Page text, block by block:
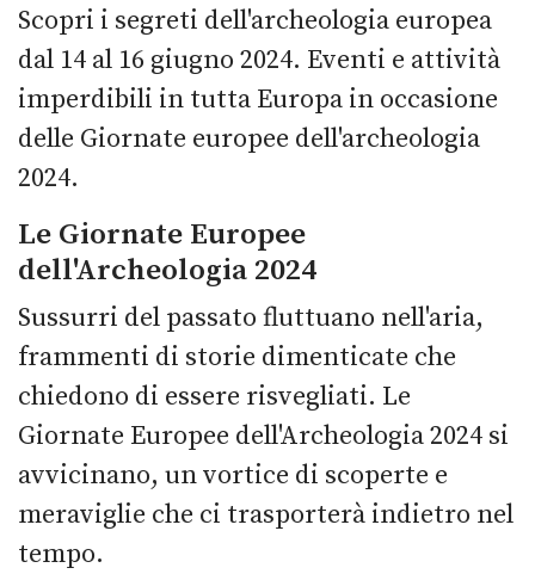
Scopri i segreti dell'archeologia europea
dal 14 al 16 giugno 2024. Eventi e attività
imperdibili in tutta Europa in occasione
delle Giornate europee dell'archeologia
2024.
Le Giornate Europee
dell'Archeologia 2024
Sussurri del passato fluttuano nell'aria,
frammenti di storie dimenticate che
chiedono di essere risvegliati. Le
Giornate Europee dell'Archeologia 2024 si
avvicinano, un vortice di scoperte e
meraviglie che ci trasporterà indietro nel
tempo.